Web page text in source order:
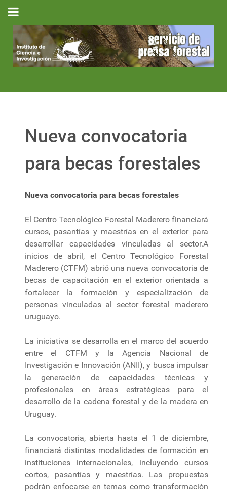
Nueva convocatoria
para becas forestales
Nueva convocatoria para becas forestales
El Centro Tecnológico Forestal Maderero financiará
cursos, pasantías y maestrías en el exterior para
desarrollar capacidades vinculadas al sector.A
inicios de abril, el Centro Tecnológico Forestal
Maderero (CTFM) abrió una nueva convocatoria de
becas de capacitación en el exterior orientada a
fortalecer la formación y especialización de
personas vinculadas al sector forestal maderero
uruguayo.
La iniciativa se desarrolla en el marco del acuerdo
entre el CTFM y la Agencia Nacional de
Investigación e Innovación (ANII), y busca impulsar
la generación de capacidades técnicas y
profesionales en áreas estratégicas para el
desarrollo de la cadena forestal y de la madera en
Uruguay.
La convocatoria, abierta hasta el 1 de diciembre,
financiará distintas modalidades de formación en
instituciones internacionales, incluyendo cursos
cortos, pasantías y maestrías. Las propuestas
podrán enfocarse en temas como transformación